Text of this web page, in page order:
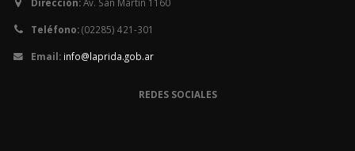
Dirección:Av. San Martín 1160
Teléfono:(02285) 421-301
Email: info@laprida.gob.ar
REDES SOCIALES